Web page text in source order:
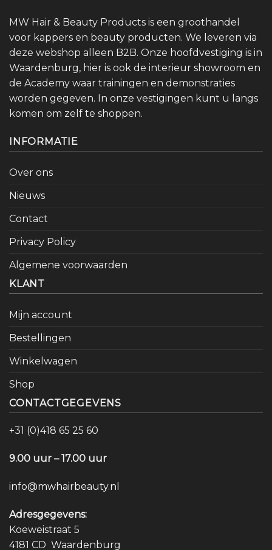
MW Hair & Beauty Products is een groothandel
voor kappers en beauty producten. We leveren via
deze webshop alleen B2B. Onze hoofdvestiging is in
Waardenburg, hier is ook de interieur showroom en
de Academy waar trainingen en demonstraties
worden gegeven. In onze vestigingen kunt u langs
komen om zelf te shoppen.
INFORMATIE
Over ons
Nieuws
Contact
Privacy Policy
Algemene voorwaarden
KLANT
Mijn account
Bestellingen
Winkelwagen
Shop
CONTACTGEGEVENS
+31 (0)418 65 25 60
9.00 uur – 17.00 uur
info@mwhairbeauty.nl
Adresgegevens:
Koeweistraat 5
4181 CD Waardenburg